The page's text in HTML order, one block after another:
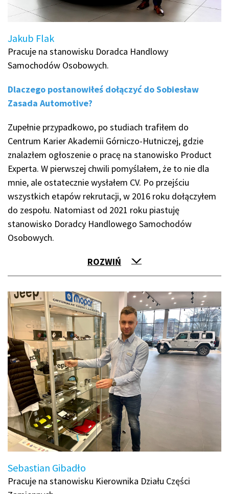
Jakub Flak
Pracuje na stanowisku Doradca Handlowy
Samochodów Osobowych.
Dlaczego postanowiłeś dołączyć do Sobiesław
Zasada Automotive?
Zupełnie przypadkowo, po studiach trafiłem do
Centrum Karier Akademii Górniczo-Hutniczej, gdzie
znalazłem ogłoszenie o pracę na stanowisko Product
Experta. W pierwszej chwili pomyślałem, że to nie dla
mnie, ale ostatecznie wysłałem CV. Po przejściu
wszystkich etapów rekrutacji, w 2016 roku dołączyłem
do zespołu. Natomiast od 2021 roku piastuję
stanowisko Doradcy Handlowego Samochodów
Osobowych.
ROZWIŃ
Sebastian Gibadło
Pracuje na stanowisku Kierownika Działu Części